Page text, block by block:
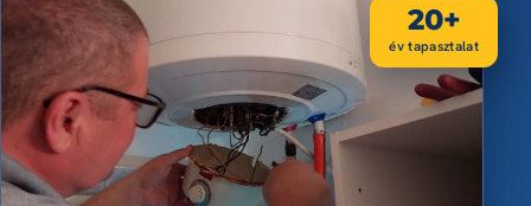
20+
év tapasztalat